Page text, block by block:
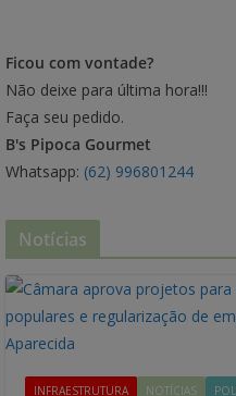
Ficou com vontade?
Não deixe para última hora!!!
Faça seu pedido.
B's Pipoca Gourmet
Whatsapp: (62) 996801244
Notícias
INFRAESTRUTURA NOTÍCIAS